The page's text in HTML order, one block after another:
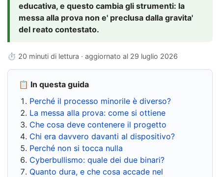
educativa, e questo cambia gli strumenti: la
messa alla prova non e' preclusa dalla gravita'
del reato contestato.
⏱ 20 minuti di lettura · aggiornato al 29 luglio 2026
📋 In questa guida
Perché il processo minorile è diverso?
La messa alla prova: come si ottiene
Che cosa deve contenere il progetto
Chi era davvero davanti al dispositivo?
Perché non si tocca nulla
Cyberbullismo: quale dei due binari?
Quanto dura, e che cosa accade nel